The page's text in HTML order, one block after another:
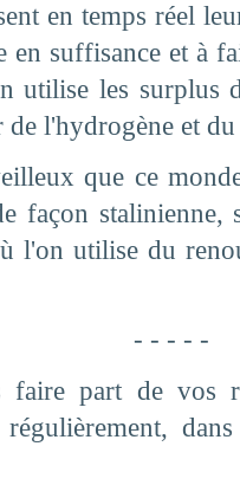
en temps réel
suffisance et à
utilise les surplus
de l'hydrogène et
que ce
façon stalinienne,
l'on utilise du
- - - - -
faire part de vos
régulièrement,